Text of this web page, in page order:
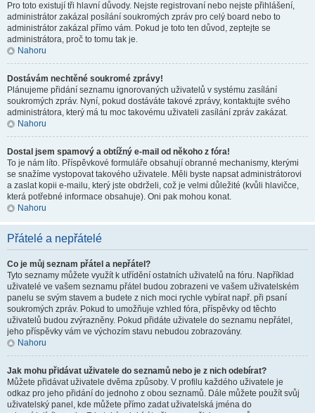
Pro toto existují tři hlavní důvody. Nejste registrovaní nebo nejste přihlášení,
administrátor zakázal posílání soukromých zpráv pro celý board nebo to
administrátor zakázal přímo vám. Pokud je toto ten důvod, zeptejte se
administrátora, proč to tomu tak je.
Nahoru
Dostávám nechtěné soukromé zprávy!
Plánujeme přidání seznamu ignorovaných uživatelů v systému zasílání
soukromých zpráv. Nyní, pokud dostáváte takové zprávy, kontaktujte svého
administrátora, který má tu moc takovému uživateli zasílání zpráv zakázat.
Nahoru
Dostal jsem spamový a obtížný e-mail od někoho z fóra!
To je nám líto. Příspěvkové formuláře obsahují obranné mechanismy, kterými
se snažíme vystopovat takového uživatele. Měli byste napsat administrátorovi
a zaslat kopii e-mailu, který jste obdrželi, což je velmi důležité (kvůli hlavičce,
která potřebné informace obsahuje). Oni pak mohou konat.
Nahoru
Přátelé a nepřátelé
Co je můj seznam přátel a nepřátel?
Tyto seznamy můžete využít k utřídění ostatních uživatelů na fóru. Například
uživatelé ve vašem seznamu přátel budou zobrazeni ve vašem uživatelském
panelu se svým stavem a budete z nich moci rychle vybírat např. při psaní
soukromých zpráv. Pokud to umožňuje vzhled fóra, příspěvky od těchto
uživatelů budou zvýrazněny. Pokud přidáte uživatele do seznamu nepřátel,
jeho příspěvky vám ve výchozím stavu nebudou zobrazovány.
Nahoru
Jak mohu přidávat uživatele do seznamů nebo je z nich odebírat?
Můžete přidávat uživatele dvěma způsoby. V profilu každého uživatele je
odkaz pro jeho přidání do jednoho z obou seznamů. Dále můžete použít svůj
uživatelský panel, kde můžete přímo zadat uživatelská jména do